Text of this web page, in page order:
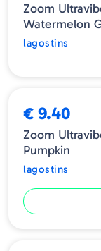
Zoom
Watermelon
lagostins
€ 9.40
Zoom
Pumpkin
lagostins